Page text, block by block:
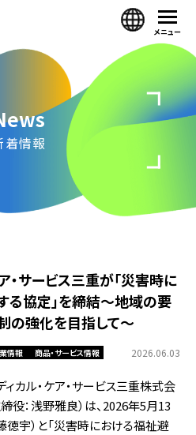
メニュー
着情報
・サービス三重が「災害時に
る協定」を締結～地域の要
の強化を目指して〜
情報 商品・サービス情報 2026.06.03
カル・ケア・サービス三重株式会
役：浅野雅良）は、2026年5月13
徳宇）と「災害時における福祉避